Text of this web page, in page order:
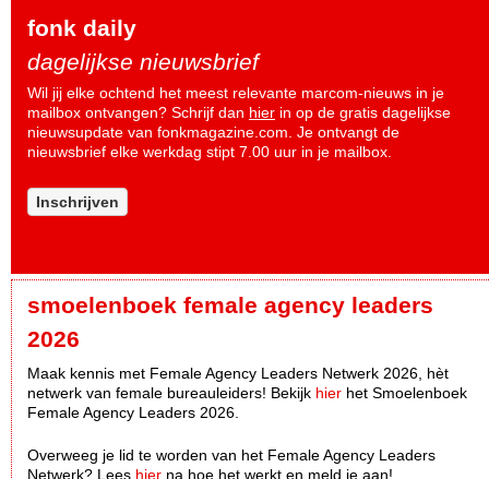
fonk daily
dagelijkse nieuwsbrief
Wil jij elke ochtend het meest relevante marcom-nieuws in je
mailbox ontvangen? Schrijf dan hier in op de gratis dagelijkse
nieuwsupdate van fonkmagazine.com. Je ontvangt de
nieuwsbrief elke werkdag stipt 7.00 uur in je mailbox.
Inschrijven
smoelenboek female agency leaders
2026
Maak kennis met Female Agency Leaders Netwerk 2026, hèt
netwerk van female bureauleiders! Bekijk hier het Smoelenboek
Female Agency Leaders 2026.
Overweeg je lid te worden van het Female Agency Leaders
Netwerk? Lees hier na hoe het werkt en meld je aan!